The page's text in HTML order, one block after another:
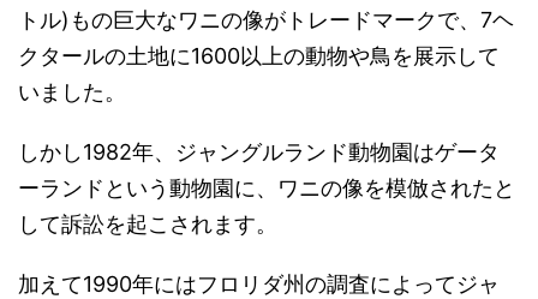
トル)もの巨大なワニの像がトレードマークで、7ヘ
クタールの土地に1600以上の動物や鳥を展示して
いました。
しかし1982年、ジャングルランド動物園はゲータ
ーランドという動物園に、ワニの像を模倣されたと
して訴訟を起こされます。
加えて1990年にはフロリダ州の調査によってジャ